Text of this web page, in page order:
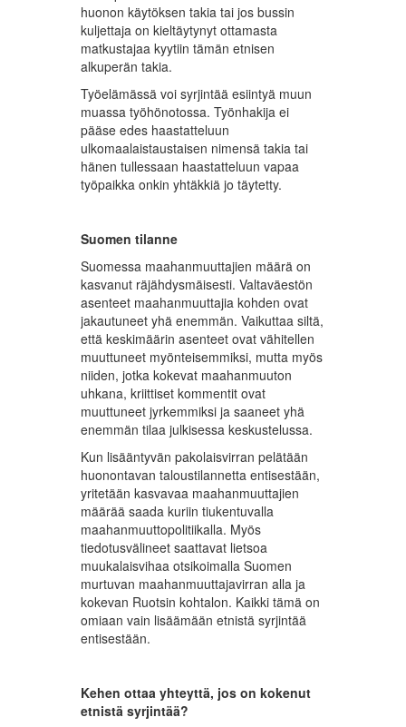
huonon käytöksen takia tai jos bussin
kuljettaja on kieltäytynyt ottamasta
matkustajaa kyytiin tämän etnisen
alkuperän takia.
Työelämässä voi syrjintää esiintyä muun
muassa työhönotossa. Työnhakija ei
pääse edes haastatteluun
ulkomaalaistaustaisen nimensä takia tai
hänen tullessaan haastatteluun vapaa
työpaikka onkin yhtäkkiä jo täytetty.
Suomen tilanne
Suomessa maahanmuuttajien määrä on
kasvanut räjähdysmäisesti. Valtaväestön
asenteet maahanmuuttajia kohden ovat
jakautuneet yhä enemmän. Vaikuttaa siltä,
että keskimäärin asenteet ovat vähitellen
muuttuneet myönteisemmiksi, mutta myös
niiden, jotka kokevat maahanmuuton
uhkana, kriittiset kommentit ovat
muuttuneet jyrkemmiksi ja saaneet yhä
enemmän tilaa julkisessa keskustelussa.
Kun lisääntyvän pakolaisvirran pelätään
huonontavan taloustilannetta entisestään,
yritetään kasvavaa maahanmuuttajien
määrää saada kuriin tiukentuvalla
maahanmuuttopolitiikalla. Myös
tiedotusvälineet saattavat lietsoa
muukalaisvihaa otsikoimalla Suomen
murtuvan maahanmuuttajavirran alla ja
kokevan Ruotsin kohtalon. Kaikki tämä on
omiaan vain lisäämään etnistä syrjintää
entisestään.
Kehen ottaa yhteyttä, jos on kokenut
etnistä syrjintää?